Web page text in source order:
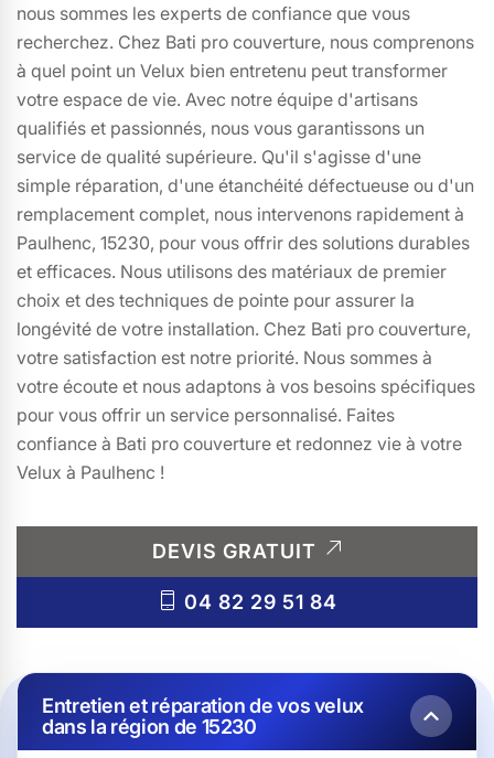
nous sommes les experts de confiance que vous
recherchez. Chez Bati pro couverture, nous comprenons
à quel point un Velux bien entretenu peut transformer
votre espace de vie. Avec notre équipe d'artisans
qualifiés et passionnés, nous vous garantissons un
service de qualité supérieure. Qu'il s'agisse d'une
simple réparation, d'une étanchéité défectueuse ou d'un
remplacement complet, nous intervenons rapidement à
Paulhenc, 15230, pour vous offrir des solutions durables
et efficaces. Nous utilisons des matériaux de premier
choix et des techniques de pointe pour assurer la
longévité de votre installation. Chez Bati pro couverture,
votre satisfaction est notre priorité. Nous sommes à
votre écoute et nous adaptons à vos besoins spécifiques
pour vous offrir un service personnalisé. Faites
confiance à Bati pro couverture et redonnez vie à votre
Velux à Paulhenc !
DEVIS GRATUIT
04 82 29 51 84
Entretien et réparation de vos velux
dans la région de 15230